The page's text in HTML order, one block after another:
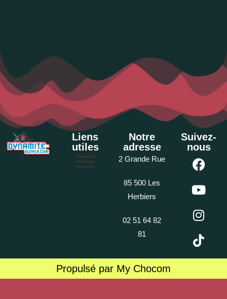
Liens
utiles
Notre
adresse
2 Grande Rue
85 500 Les
Herbiers
02 51 64 82
81
Suivez-
nous
Propulsé par My Chocom